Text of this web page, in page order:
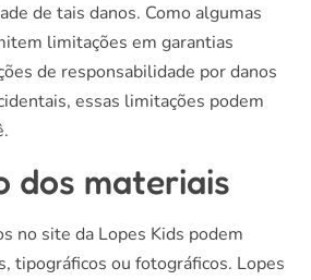
de tais danos. Como algumas
limitações em garantias
de responsabilidade por danos
essas limitações podem
dos materiais
no site da Lopes Kids podem
tipográficos ou fotográficos. Lopes